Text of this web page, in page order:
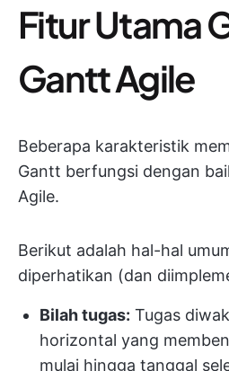
Fitur Utama
Gantt Agile
Beberapa karakteristik
Gantt berfungsi dengan
Agile.
Berikut adalah hal-hal
diperhatikan (dan
Bilah tugas: Tugas
horizontal yang
mulai hingga tanggal